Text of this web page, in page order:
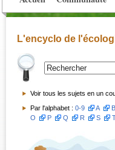
L'encyclo de
Voir tous les sujets en un
Par l'alphabet : 0-9 A B
O
P Q R S